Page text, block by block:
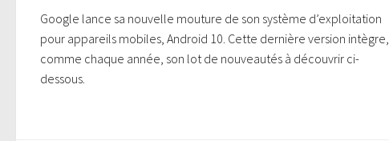
Google lance sa nouvelle mouture de son système d’exploitation
pour appareils mobiles, Android 10. Cette dernière version intègre,
comme chaque année, son lot de nouveautés à découvrir ci-
dessous.